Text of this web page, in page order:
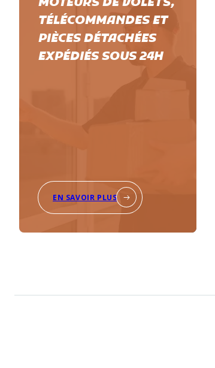
MOTEURS DE VOLETS,
TÉLÉCOMMANDES ET
PIÈCES DÉTACHÉES
EXPÉDIÉS SOUS 24H
EN SAVOIR PLUS